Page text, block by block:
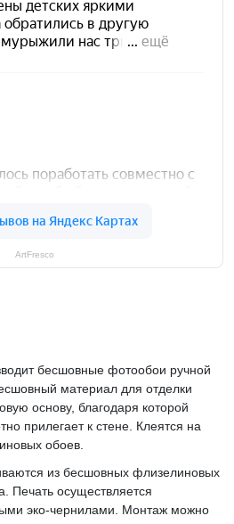
ArtFresco
бесшовные фотообои ручной
материал для отделки
основу, благодаря которой
прилегает к стене. Клеятся на
обоев.
из бесшовных флизелиновых
Печать осуществляется
эко-чернилами. Монтаж можно